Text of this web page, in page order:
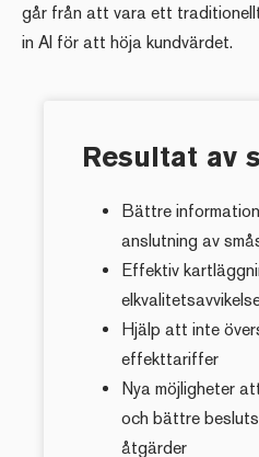
går från att vara ett
in AI för att höja kundvärdet.
Resultat av
Bättre
anslutning av
Effektiv
Hjälp att inte
effekttariffer
Nya möjligheter
och bättre
åtgärder